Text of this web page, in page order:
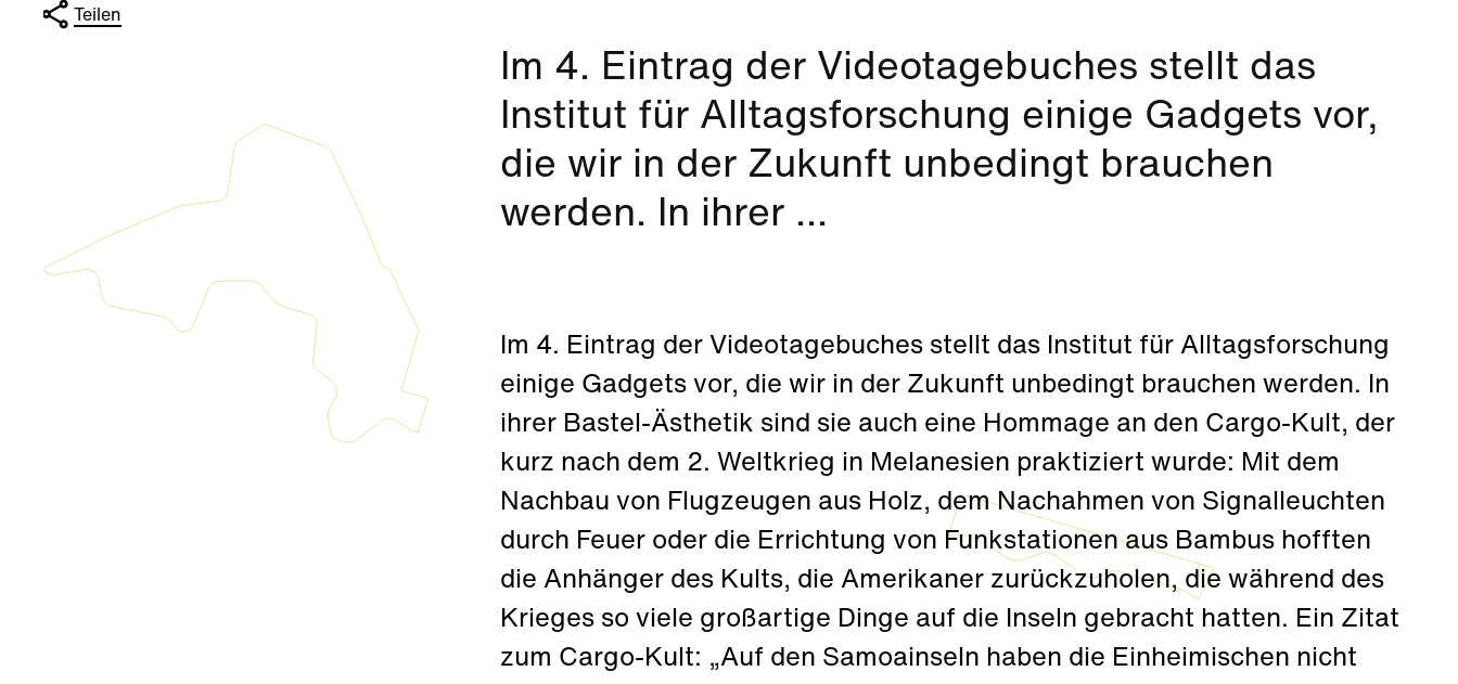
Teilen
Im 4. Eintrag der Videotagebuches stellt das
Institut für Alltagsforschung einige Gadgets vor,
die wir in der Zukunft unbedingt brauchen
werden. In ihrer ...
Im 4. Eintrag der Videotagebuches stellt das Institut für Alltagsforschung
einige Gadgets vor, die wir in der Zukunft unbedingt brauchen werden. In
ihrer Bastel-Ästhetik sind sie auch eine Hommage an den Cargo-Kult, der
kurz nach dem 2. Weltkrieg in Melanesien praktiziert wurde: Mit dem
Nachbau von Flugzeugen aus Holz, dem Nachahmen von Signalleuchten
durch Feuer oder die Errichtung von Funkstationen aus Bambus hofften
die Anhänger des Kults, die Amerikaner zurückzuholen, die während des
Krieges so viele großartige Dinge auf die Inseln gebracht hatten. Ein Zitat
zum Cargo-Kult: „Auf den Samoainseln haben die Einheimischen nicht